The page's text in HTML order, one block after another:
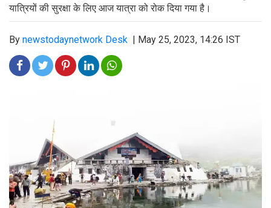
यात्रियों की सुरक्षा के लिए आज यात्रा को रोक दिया गया है।
By newstodaynetwork Desk May 25, 2023, 14:26 IST